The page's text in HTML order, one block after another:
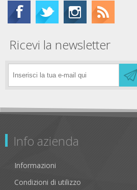
Ricevi la newsletter
Info azienda
Informazioni
Condizioni di utilizzo